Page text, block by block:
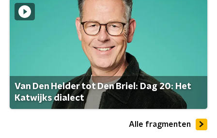
Van Den Helder tot Den Briel: Dag 20: Het
Katwijks dialect
Alle fragmenten